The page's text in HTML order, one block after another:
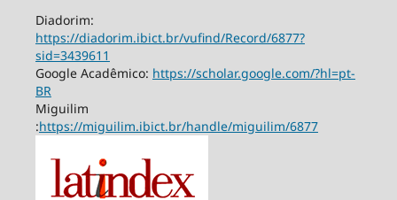
Diadorim:
https://diadorim.ibict.br/vufind/Record/6877?
sid=3439611
Google Acadêmico: https://scholar.google.com/?hl=pt-
BR
Miguilim
:https://miguilim.ibict.br/handle/miguilim/6877